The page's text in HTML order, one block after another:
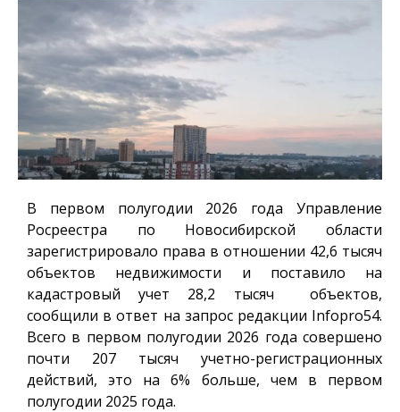
В первом полугодии 2026 года Управление
Росреестра по Новосибирской области
зарегистрировало права в отношении 42,6 тысяч
объектов недвижимости и поставило на
кадастровый учет 28,2 тысяч объектов,
сообщили в ответ на запрос редакции Infopro54.
Всего в первом полугодии 2026 года совершено
почти 207 тысяч учетно-регистрационных
действий, это на 6% больше, чем в первом
полугодии 2025 года.